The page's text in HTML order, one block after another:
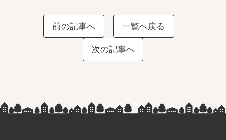
前の記事へ 一覧へ戻る
次の記事へ